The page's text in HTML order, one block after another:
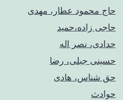
حاج محمود عطار، مهدی
حاجی زاده،حمید
حدادی، نصر اله
حسینی جبلی، رضا
حق شناس، هادی
حوادث